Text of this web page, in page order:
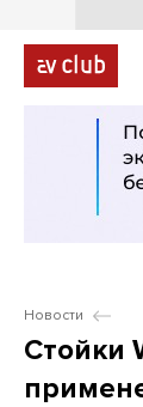
Новости
Стойки